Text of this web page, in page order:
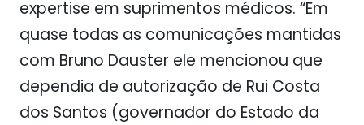
expertise em suprimentos médicos. “Em
quase todas as comunicações mantidas
com Bruno Dauster ele mencionou que
dependia de autorização de Rui Costa
dos Santos (governador do Estado da